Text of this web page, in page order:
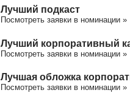
Лучший подкаст
Посмотреть заявки в номинации »
Лучший корпоративный
Посмотреть заявки в номинации »
Лучшая обложка
Посмотреть заявки в номинации »